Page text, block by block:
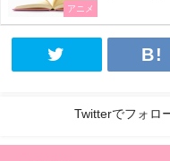
アニメ
Twitterでフォロ